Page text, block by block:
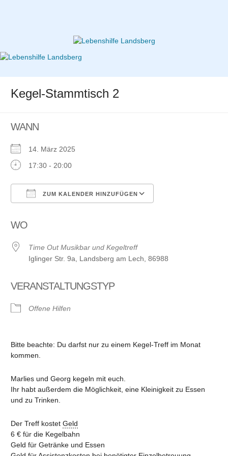
Lebenshilfe Landsberg
Kegel-Stammtisch 2
WANN
14. März 2025
17:30 - 20:00
ZUM KALENDER HINZUFÜGEN
WO
Time Out Musikbar und Kegeltreff
Iglinger Str. 9a, Landsberg am Lech, 86988
VERANSTALTUNGSTYP
Offene Hilfen
Bitte beachte: Du darfst nur zu einem Kegel-Treff im Monat
kommen.
Marlies und Georg kegeln mit euch.
Ihr habt außerdem die Möglichkeit, eine Kleinigkeit zu Essen
und zu Trinken.
Der Treff kostet Geld
6 € für die Kegelbahn
Geld für Getränke und Essen